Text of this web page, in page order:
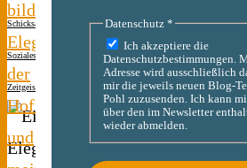
Schicksale
Soziales
Zeitgeist
bildhafte
Elegie
der
Hoffnungslosigkeit
und
Datenschutz *
Ich akzeptiere die
Datenschutzbestimmungen.
Adresse wird ausschließlich
mir die jeweils neuen Blog-
Pohl zuzusenden. Ich kann
über den im Newsletter
wieder abmelden.